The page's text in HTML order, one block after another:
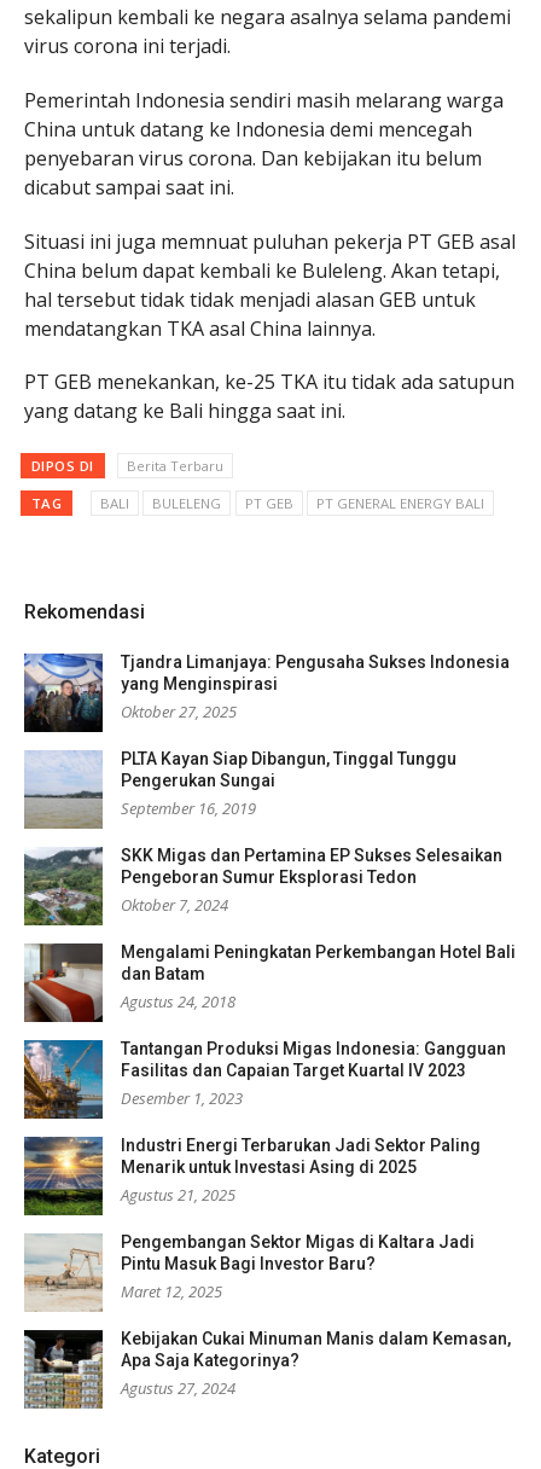
sekalipun kembali ke negara asalnya selama pandemi
virus corona ini terjadi.
Pemerintah Indonesia sendiri masih melarang warga
China untuk datang ke Indonesia demi mencegah
penyebaran virus corona. Dan kebijakan itu belum
dicabut sampai saat ini.
Situasi ini juga memnuat puluhan pekerja PT GEB asal
China belum dapat kembali ke Buleleng. Akan tetapi,
hal tersebut tidak tidak menjadi alasan GEB untuk
mendatangkan TKA asal China lainnya.
PT GEB menekankan, ke-25 TKA itu tidak ada satupun
yang datang ke Bali hingga saat ini.
DIPOS DI Berita Terbaru
TAG BALI BULELENG PT GEB PT GENERAL ENERGY BALI
Rekomendasi
Tjandra Limanjaya: Pengusaha Sukses Indonesia
yang Menginspirasi
Oktober 27, 2025
PLTA Kayan Siap Dibangun, Tinggal Tunggu
Pengerukan Sungai
September 16, 2019
SKK Migas dan Pertamina EP Sukses Selesaikan
Pengeboran Sumur Eksplorasi Tedon
Oktober 7, 2024
Mengalami Peningkatan Perkembangan Hotel Bali
dan Batam
Agustus 24, 2018
Tantangan Produksi Migas Indonesia: Gangguan
Fasilitas dan Capaian Target Kuartal IV 2023
Desember 1, 2023
Industri Energi Terbarukan Jadi Sektor Paling
Menarik untuk Investasi Asing di 2025
Agustus 21, 2025
Pengembangan Sektor Migas di Kaltara Jadi
Pintu Masuk Bagi Investor Baru?
Maret 12, 2025
Kebijakan Cukai Minuman Manis dalam Kemasan,
Apa Saja Kategorinya?
Agustus 27, 2024
Kategori